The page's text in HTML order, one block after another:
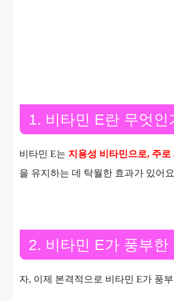
1. 비타민 E란 무엇인
비타민 E는 지용성 비타민으로, 주
을 유지하는 데 탁월한 효과가 있어
2. 비타민 E가 풍부한
자, 이제 본격적으로 비타민 E가 풍